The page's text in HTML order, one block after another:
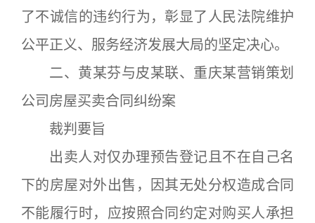
了不诚信的违约行为，彰显了人民法院维护
公平正义、服务经济发展大局的坚定决心。
二、黄某芬与皮某联、重庆某营销策划
公司房屋买卖合同纠纷案
裁判要旨
出卖人对仅办理预告登记且不在自己名
下的房屋对外出售，因其无处分权造成合同
不能履行时，应按照合同约定对购买人承担